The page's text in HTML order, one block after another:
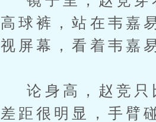
高球裤，站在韦嘉
视屏幕，看着韦嘉
论身高，赵竞只
差距很明显，手臂